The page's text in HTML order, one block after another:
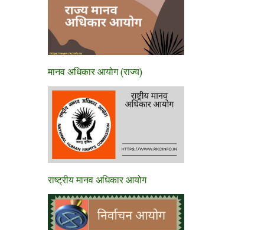
मानव अधिकार आयोग (राज्य)
राष्ट्रीय मानव अधिकार आयोग